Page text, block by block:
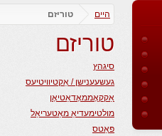
היים טוריזם
טוריזם
סיגהץ
געשעענישן / אַקטיוויטיעס
אַקקאָממאָדאַטיאָן
מולטימעדיאַ מאַטעריאַל
פּאַטס